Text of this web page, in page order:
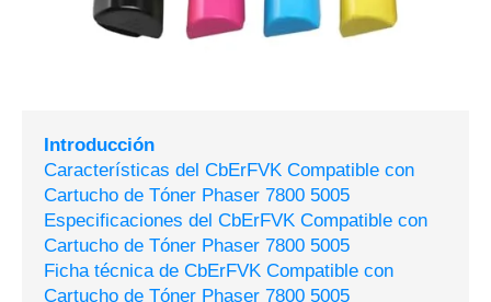
Introducción
Características del CbErFVK Compatible con
Cartucho de Tóner Phaser 7800 5005
Especificaciones del CbErFVK Compatible con
Cartucho de Tóner Phaser 7800 5005
Ficha técnica de CbErFVK Compatible con
Cartucho de Tóner Phaser 7800 5005